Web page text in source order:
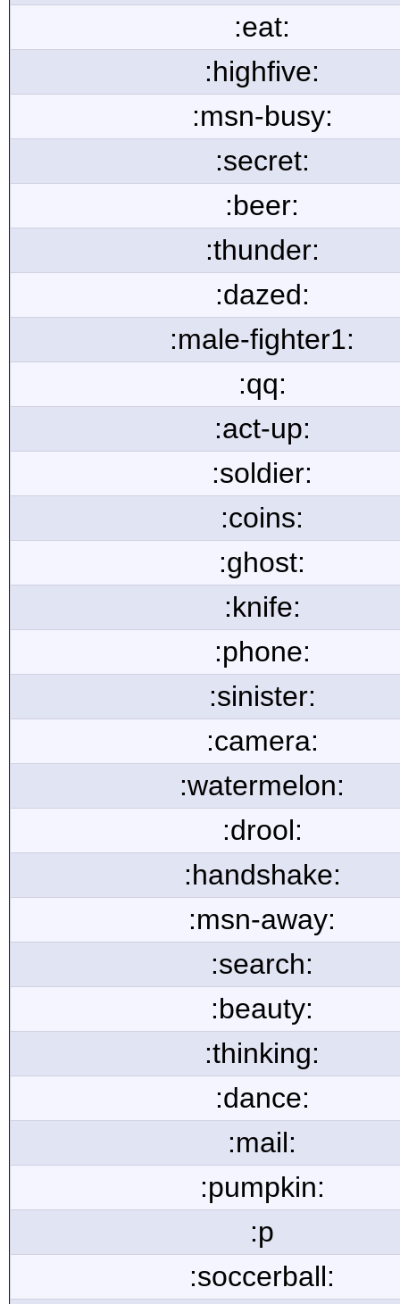
:eat:
:highfive:
:msn-busy:
:secret:
:beer:
:thunder:
:dazed:
:male-fighter1:
:qq:
:act-up:
:soldier:
:coins:
:ghost:
:knife:
:phone:
:sinister:
:camera:
:watermelon:
:drool:
:handshake:
:msn-away:
:search:
:beauty:
:thinking:
:dance:
:mail:
:pumpkin:
:p
:soccerball: